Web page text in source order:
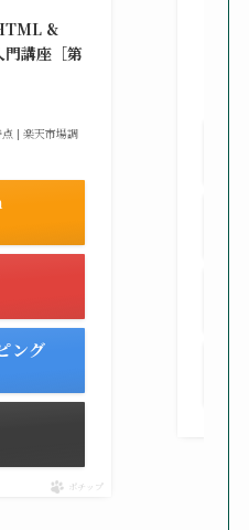
&
講座［第
点 | 楽天市場調
ング
ポチップ